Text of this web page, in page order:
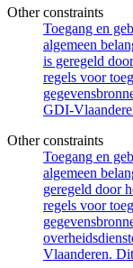
Other constraints
Toegang en
algemeen
is geregeld
regels voor
GDI-
Other constraints
Toegang en
algemeen
geregeld door
regels voor
Vlaanderen.